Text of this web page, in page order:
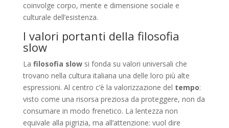
coinvolge corpo, mente e dimensione sociale e
culturale dell’esistenza.
I valori portanti della filosofia
slow
La filosofia slowsi fonda su valori universali che
trovano nella cultura italiana una delle loro più alte
espressioni. Al centro c’è la valorizzazione del tempo:
visto come una risorsa preziosa da proteggere, non da
consumare in modo frenetico. La lentezza non
equivale alla pigrizia, ma all’attenzione: vuol dire